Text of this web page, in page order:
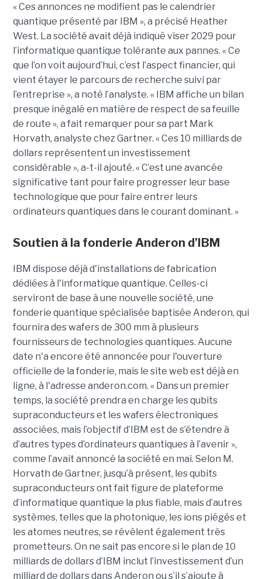
« Ces annonces ne modifient pas le calendrier
quantique présenté par IBM », a précisé Heather
West. La société avait déjà indiqué viser 2029 pour
l’informatique quantique tolérante aux pannes. « Ce
que l’on voit aujourd’hui, c’est l’aspect financier, qui
vient étayer le parcours de recherche suivi par
l’entreprise », a noté l’analyste. « IBM affiche un bilan
presque inégalé en matière de respect de sa feuille
de route », a fait remarquer pour sa part Mark
Horvath, analyste chez Gartner. « Ces 10 milliards de
dollars représentent un investissement
considérable », a-t-il ajouté. « C’est une avancée
significative tant pour faire progresser leur base
technologique que pour faire entrer leurs
ordinateurs quantiques dans le courant dominant. »
Soutien à la fonderie Anderon d’IBM
IBM dispose déjà d'installations de fabrication
dédiées à l'informatique quantique. Celles-ci
serviront de base à une nouvelle société, une
fonderie quantique spécialisée baptisée Anderon, qui
fournira des wafers de 300 mm à plusieurs
fournisseurs de technologies quantiques. Aucune
date n'a encore été annoncée pour l'ouverture
officielle de la fonderie, mais le site web est déjà en
ligne, à l'adresse anderon.com. « Dans un premier
temps, la société prendra en charge les qubits
supraconducteurs et les wafers électroniques
associées, mais l’objectif d’IBM est de s’étendre à
d’autres types d’ordinateurs quantiques à l’avenir »,
comme l’avait annoncé la société en mai. Selon M.
Horvath de Gartner, jusqu’à présent, les qubits
supraconducteurs ont fait figure de plateforme
d’informatique quantique la plus fiable, mais d’autres
systèmes, telles que la photonique, les ions piégés et
les atomes neutres, se révèlent également très
prometteurs. On ne sait pas encore si le plan de 10
milliards de dollars d’IBM inclut l’investissement d’un
milliard de dollars dans Anderon ou s’il s’ajoute à